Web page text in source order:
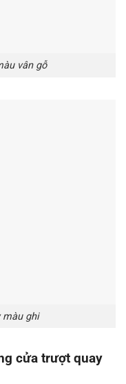
vân gỗ
màu ghi
cửa trượt quay